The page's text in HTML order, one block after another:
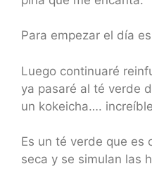
Para empezar el día
Luego continuaré
ya pasaré al té verde
un kokeicha….
Es un té verde que es
seca y se simulan las